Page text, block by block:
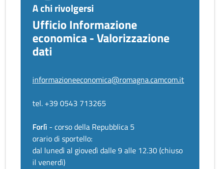
A chi rivolgersi
Ufficio Informazione
economica - Valorizzazione
dati
informazioneeconomica@romagna.camcom.it
tel. +39 0543 713265
Forlì - corso della Repubblica 5
orario di sportello:
dal lunedì al giovedì dalle 9 alle 12.30 (chiuso
il venerdì)